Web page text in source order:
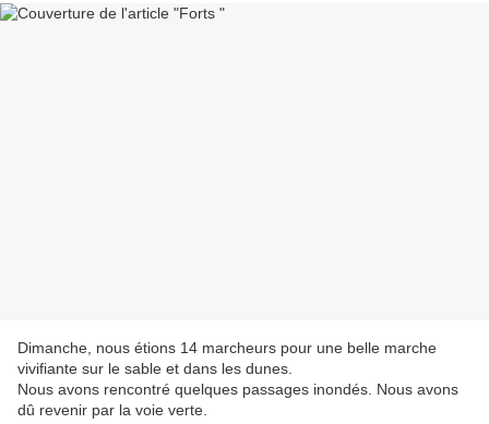
Dimanche, nous étions 14 marcheurs pour une belle marche
vivifiante sur le sable et dans les dunes.
Nous avons rencontré quelques passages inondés. Nous avons
dû revenir par la voie verte.